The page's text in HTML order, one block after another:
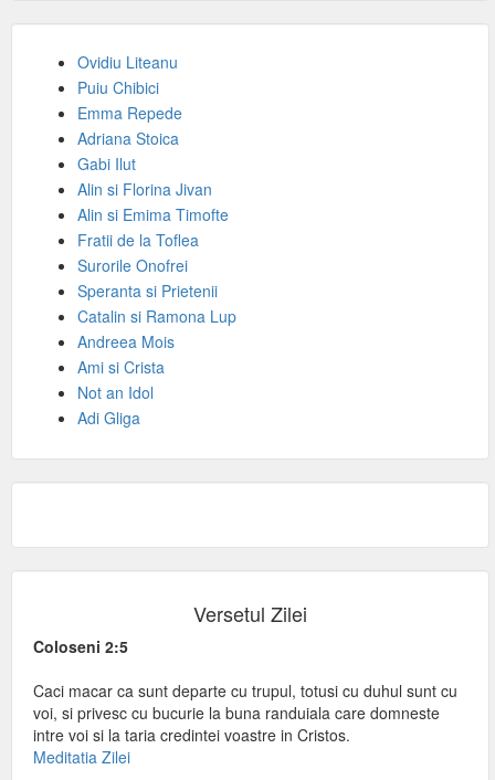
Ovidiu Liteanu
Puiu Chibici
Emma Repede
Adriana Stoica
Gabi Ilut
Alin si Florina Jivan
Alin si Emima Timofte
Fratii de la Toflea
Surorile Onofrei
Speranta si Prietenii
Catalin si Ramona Lup
Andreea Mois
Ami si Crista
Not an Idol
Adi Gliga
Versetul Zilei
Coloseni 2:5
Caci macar ca sunt departe cu trupul, totusi cu duhul sunt cu
voi, si privesc cu bucurie la buna randuiala care domneste
intre voi si la taria credintei voastre in Cristos.
Meditatia Zilei